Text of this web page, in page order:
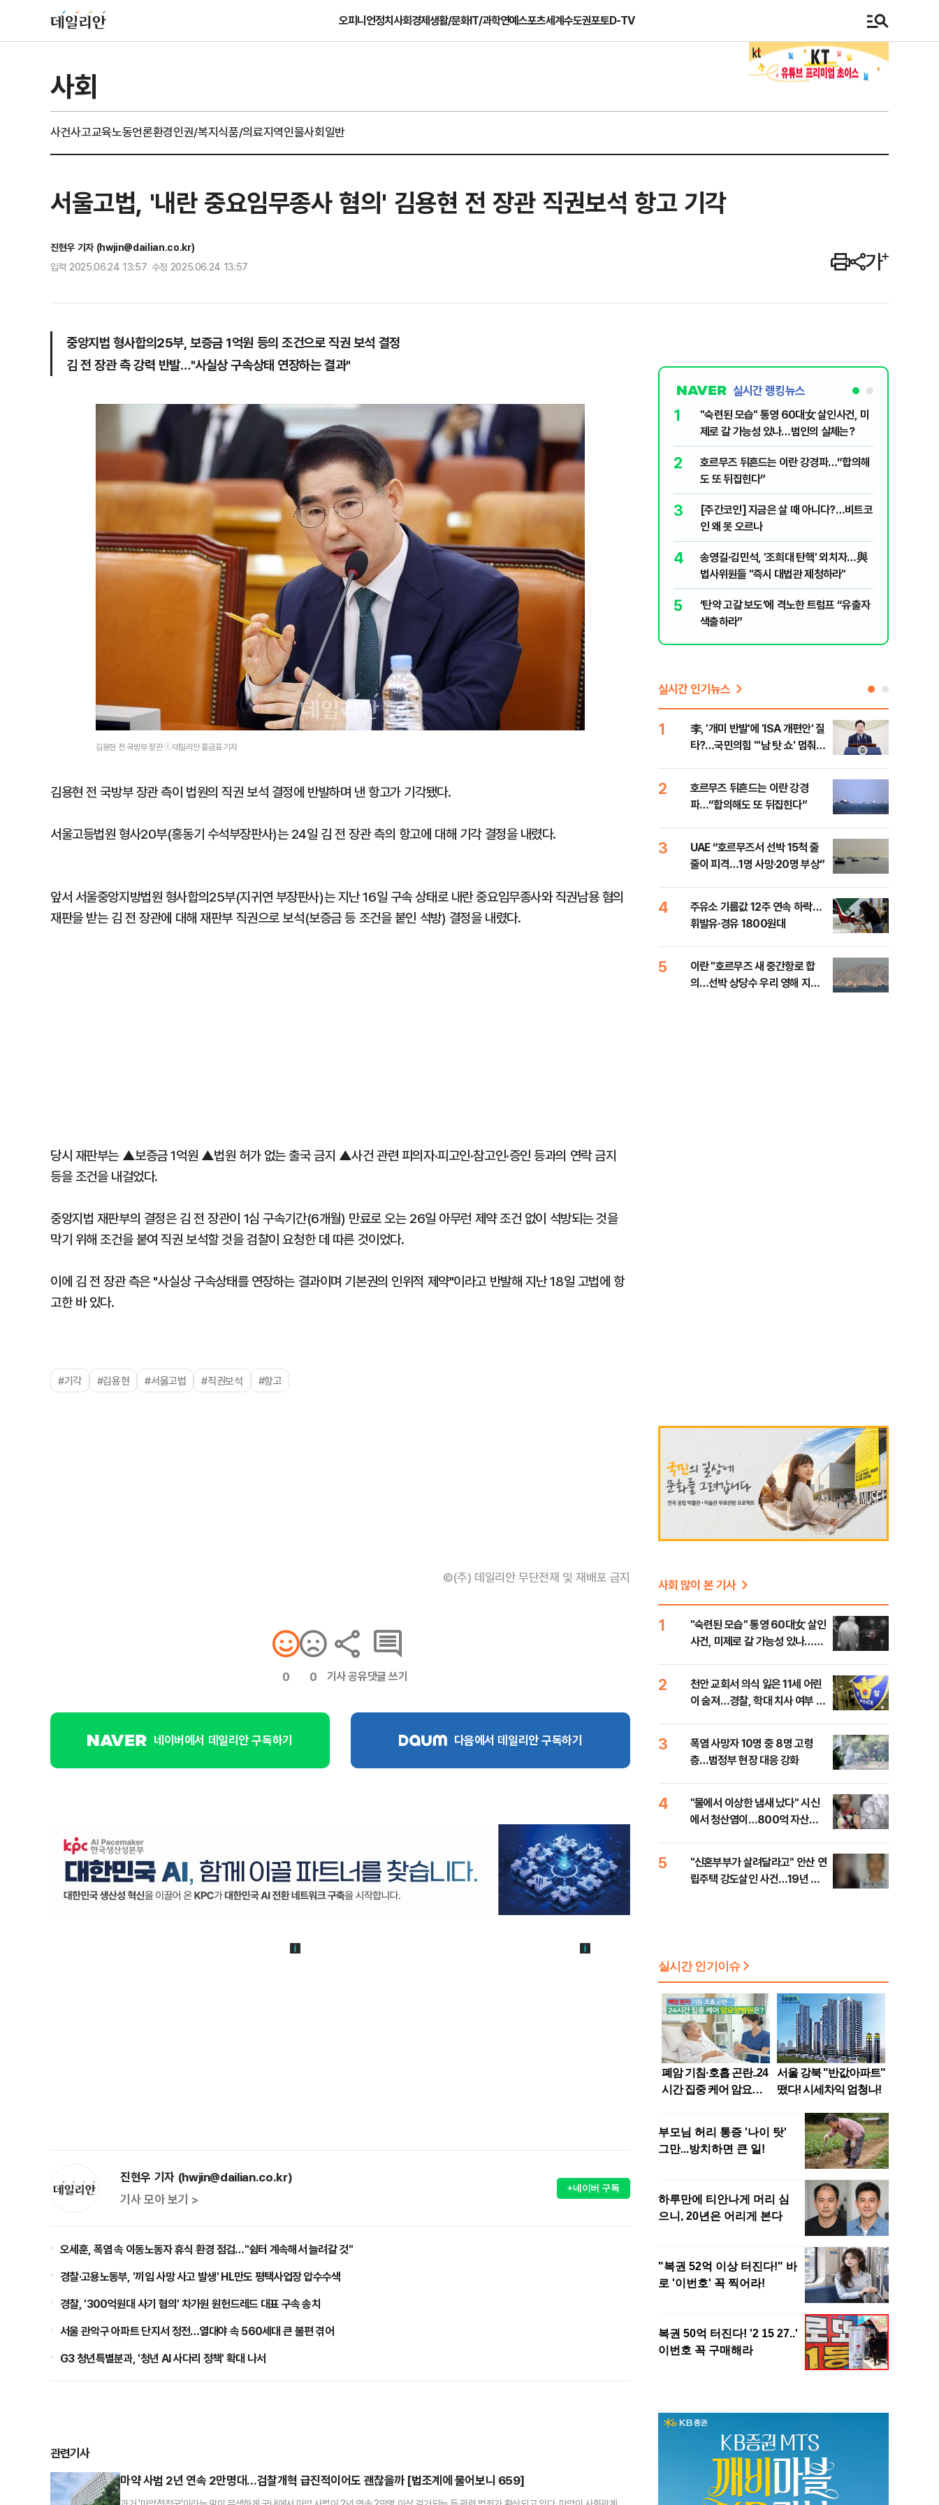
오피니언정치사회경제생활/문화IT/과학연예스포츠세계수도권포토D-TV
사회
사건사고교육노동언론환경인권/복지식품/의료지역인물사회일반
서울고법, '내란 중요임무종사 혐의' 김용현 전 장관 직권보석 항고 기각
진현우 기자 (hwjin@dailian.co.kr)
입력 2025.06.24 13:57 수정 2025.06.24 13:57
중앙지법 형사합의25부, 보증금 1억원 등의 조건으로 직권 보석 결정
김 전 장관 측 강력 반발…"사실상 구속상태 연장하는 결과"
김용현 전 국방부 장관 ⓒ데일리안 홍금표 기자
김용현 전 국방부 장관 측이 법원의 직권 보석 결정에 반발하며 낸 항고가 기각됐다.
서울고등법원 형사20부(홍동기 수석부장판사)는 24일 김 전 장관 측의 항고에 대해 기각 결정을 내렸다.
앞서 서울중앙지방법원 형사합의25부(지귀연 부장판사)는 지난 16일 구속 상태로 내란 중요임무종사와 직권남용 혐의
재판을 받는 김 전 장관에 대해 재판부 직권으로 보석(보증금 등 조건을 붙인 석방) 결정을 내렸다.
당시 재판부는 ▲보증금 1억원 ▲법원 허가 없는 출국 금지 ▲사건 관련 피의자·피고인·참고인·증인 등과의 연락 금지
등을 조건을 내걸었다.
중앙지법 재판부의 결정은 김 전 장관이 1심 구속기간(6개월) 만료로 오는 26일 아무런 제약 조건 없이 석방되는 것을
막기 위해 조건을 붙여 직권 보석할 것을 검찰이 요청한 데 따른 것이었다.
이에 김 전 장관 측은 "사실상 구속상태를 연장하는 결과이며 기본권의 인위적 제약"이라고 반발해 지난 18일 고법에 항
고한 바 있다.
#기각 #김용현 #서울고법 #직권보석 #항고
©(주) 데일리안 무단전재 및 재배포 금지
0 0 기사 공유댓글 쓰기
네이버에서 데일리안 구독하기 다음에서 데일리안 구독하기
진현우 기자 (hwjin@dailian.co.kr)
기사 모아 보기 >
+네이버 구독
오세훈, 폭염 속 이동노동자 휴식 환경 점검…"쉼터 계속해서 늘려갈 것"
경찰·고용노동부, '끼임 사망 사고 발생' HL만도 평택사업장 압수수색
경찰, '300억원대 사기 혐의' 차가원 원헌드레드 대표 구속 송치
서울 관악구 아파트 단지서 정전…열대야 속 560세대 큰 불편 겪어
G3 청년특별분과, '청년 AI 사다리 정책' 확대 나서
관련기사
마약 사범 2년 연속 2만명대…검찰개혁 급진적이어도 괜찮을까 [법조계에 물어보니 659]
실시간 랭킹뉴스
1
"숙련된 모습" 통영 60대女 살인사건, 미
제로 갈 가능성 있나…범인의 실체는?
2
호르무즈 뒤흔드는 이란 강경파…“합의해
도 또 뒤집힌다”
3
[주간코인] 지금은 살 때 아니다?…비트코
인 왜 못 오르나
4
송영길·김민석, '조희대 탄핵' 외치자…與
법사위원들 "즉시 대법관 제청하라"
5
‘탄약 고갈 보도’에 격노한 트럼프 “유출자
색출하라”
실시간 인기뉴스
1
李, '개미 반발'에 'ISA 개편안' 질
타?…국민의힘 "'남 탓 쇼' 멈춰
2
호르무즈 뒤흔드는 이란 강경
파…“합의해도 또 뒤집힌다”
3
UAE “호르무즈서 선박 15척 줄
줄이 피격…1명 사망·20명 부상”
4
주유소 기름값 12주 연속 하락…
휘발유·경유 1800원대
5
이란 "호르무즈 새 중간항로 합
의…선박 상당수 우리 영해 지난
사회 많이 본 기사
1
"숙련된 모습" 통영 60대女 살인
사건, 미제로 갈 가능성 있나…범
2
천안 교회서 의식 잃은 11세 어린
이 숨져…경찰, 학대 치사 여부 수
3
폭염 사망자 10명 중 8명 고령
층…범정부 현장 대응 강화
4
"물에서 이상한 냄새 났다" 시신
에서 청산염이…800억 자산가
5
"신혼부부가 살려달라고" 안산 연
립주택 강도살인 사건…19년 만